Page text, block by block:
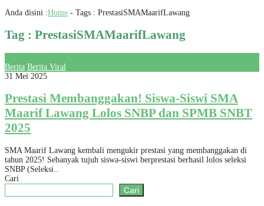
Anda disini :Home - Tags : PrestasiSMAMaarifLawang
Tag : PrestasiSMAMaarifLawang
Berita Berita Viral
31 Mei 2025
Prestasi Membanggakan! Siswa-Siswi SMA
Maarif Lawang Lolos SNBP dan SPMB SNBT
2025
SMA Maarif Lawang kembali mengukir prestasi yang membanggakan di
tahun 2025! Sebanyak tujuh siswa-siswi berprestasi berhasil lolos seleksi
SNBP (Seleksi..
Cari
Cari